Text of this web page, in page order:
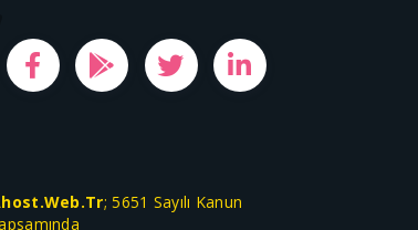
; 5651 Sayılı Kanun